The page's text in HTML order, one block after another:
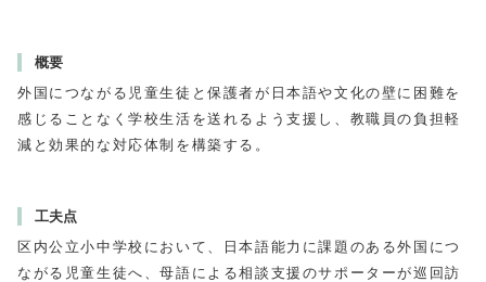
概要
外国につながる児童生徒と保護者が日本語や文化の壁に困難を
感じることなく学校生活を送れるよう支援し、教職員の負担軽
減と効果的な対応体制を構築する。
工夫点
区内公立小中学校において、日本語能力に課題のある外国につ
ながる児童生徒へ、母語による相談支援のサポーターが巡回訪